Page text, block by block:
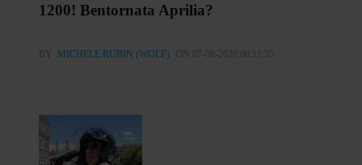
1200! Bentornata Aprilia?
BY MICHELE RUBIN (WOLF) ON 07-08-2026 00:11:35